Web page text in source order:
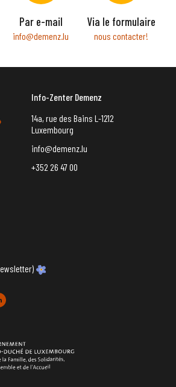
Par e-mail
info@demenz.lu
Via le formulaire
nous contacter!
Info-Zenter Demenz
14a, rue des Bains L-1212
Luxembourg
info@demenz.lu
+352 26 47 00